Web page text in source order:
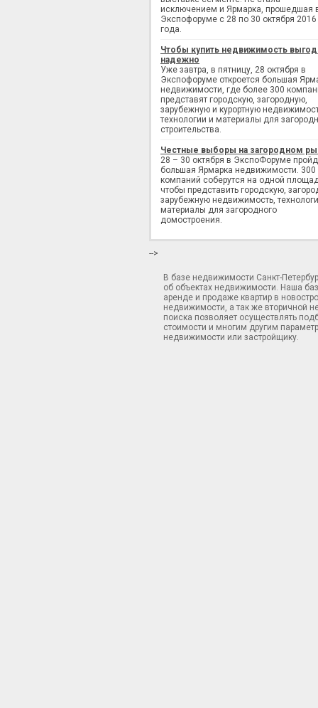
исключением и Ярмарка, прошедшая
Экспофоруме с 28 по 30 октября 2016
года.
Чтобы купить недвижимость
надежно
Уже завтра, в пятницу, 28 октября в
Экспофоруме откроется большая
недвижимости, где более 300
представят городскую, загородную,
зарубежную и курортную
технологии и материалы для
строительства.
Честные выборы на загородном
28 – 30 октября в ЭкспоФоруме
большая Ярмарка недвижимости. 300
компаний соберутся на одной
чтобы представить городскую,
зарубежную недвижимость,
материалы для загородного
домостроения.
-->
В базе недвижимости Санкт-
об объектах недвижимости. Наша
аренде и продаже квартир в
недвижимости, а так же вторичной
поиска позволяет осуществлять
стоимости и многим другим
недвижимости или застройщику.